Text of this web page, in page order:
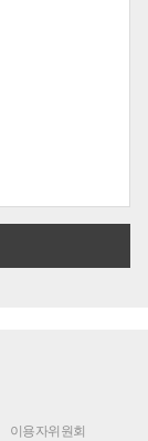
이용자위원회